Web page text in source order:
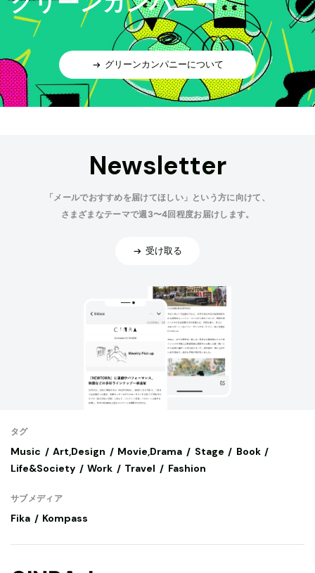
グリーンカンパニーについて
Newsletter
「メールでおすすめを届けてほしい」という方に向けて、
さまざまなテーマで週3〜4回程度お届けします。
受け取る
タグ
Music Art,Design Movie,Drama Stage
Book
Life&Society
Work Travel Fashion
サブメディア
Fika Kompass